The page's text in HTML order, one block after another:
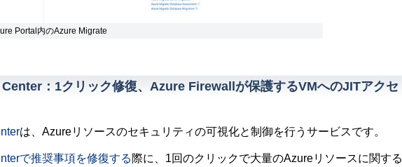
Portal内のAzure Migrate
：1クリック修復、Azure Firewallが保護するVMへのJITアクセ
は、Azureリソースのセキュリティの可視化と制御を行うサービスです。
で推奨事項を修復する際に、1回のクリックで大量のAzureリソースに関する